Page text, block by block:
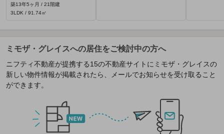
築13年5ヶ月 / 21階建
3LDK / 91.74㎡
ミモザ・グレイスへの居住をご検討中の方へ
ニフティ不動産が提携する15の不動産サイトにミモザ・グレイスの
新しい物件情報が掲載されたら、メールでお知らせを受け取ること
ができます。